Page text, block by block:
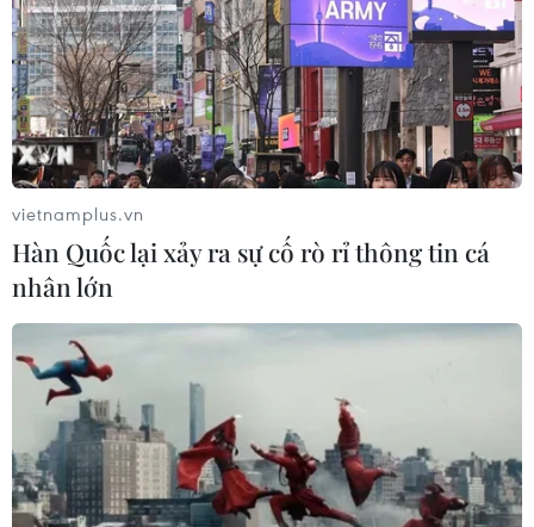
TIN CÙNG CHUYÊN MỤC
Trung Quốc: Giá tiêu dùng và giá sản
xuất cùng giảm tốc trong tháng
7/2026
09/08/2026 14:40
vietnamplus.vn
Hàn Quốc lại xảy ra sự cố rò rỉ thông tin cá
nhân lớn